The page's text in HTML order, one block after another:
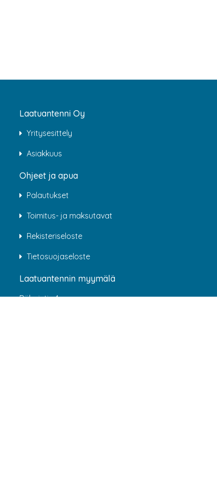
Laatuantenni Oy
Yritysesittely
Asiakkuus
Ohjeet ja apua
Palautukset
Toimitus- ja maksutavat
Rekisteriseloste
Tietosuojaseloste
Laatuantennin myymälä
Rälssintie 4